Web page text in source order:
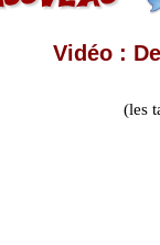
Vidéo :
(les